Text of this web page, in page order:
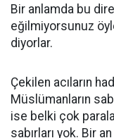
Bir anlamda bu
eğilmiyorsunuz
diyorlar.
Çekilen acıların
Müslümanların
ise belki çok
sabırları yok. Bir